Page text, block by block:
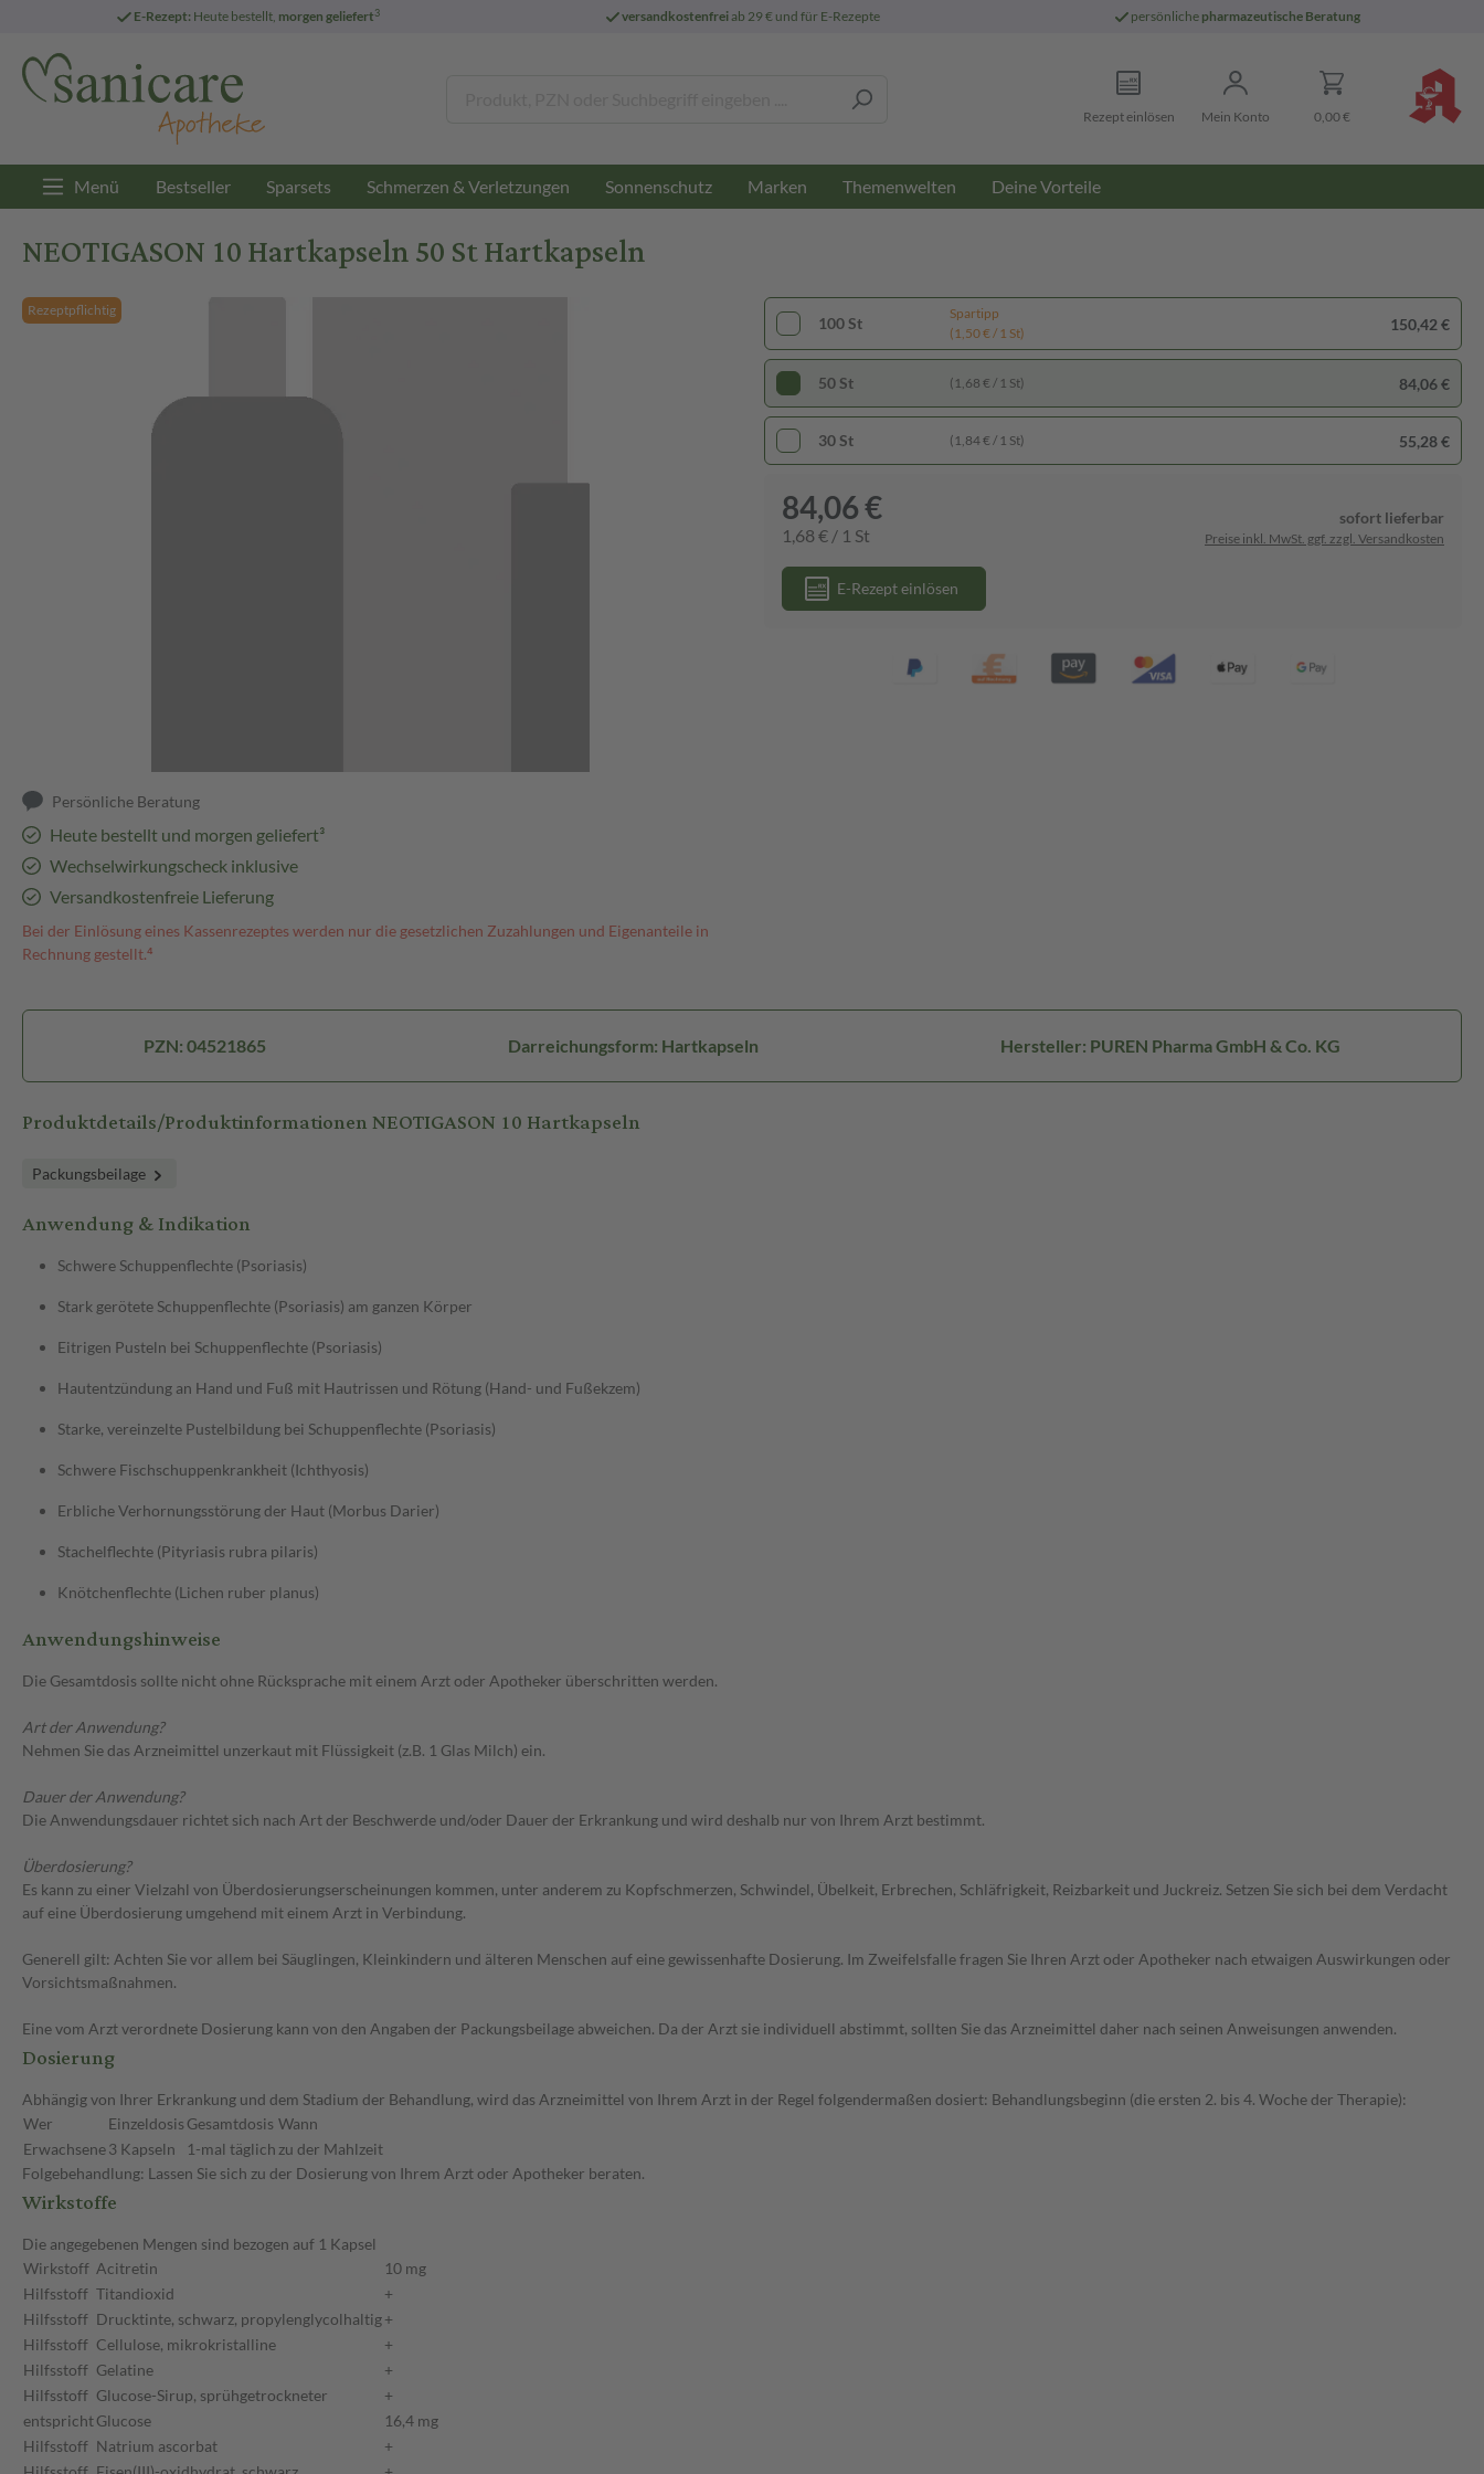
E-Rezept: Heute bestellt, morgen geliefert3 versandkostenfreiab 29 € und für E-Rezepte persönliche pharmazeutische Beratung
Rezept einlösen Mein Konto 0,00 €
Menü Bestseller Sparsets Schmerzen & Verletzungen Sonnenschutz Marken Themenwelten Deine Vorteile
NEOTIGASON 10 Hartkapseln 50 St Hartkapseln
Rezeptpflichtig
Persönliche Beratung
Heute bestellt und morgen geliefert³
Wechselwirkungscheck inklusive
Versandkostenfreie Lieferung
Bei der Einlösung eines Kassenrezeptes werden nur die gesetzlichen Zuzahlungen und Eigenanteile in
Rechnung gestellt.⁴
100 St
Spartipp
(1,50 € / 1 St)
150,42 €
50 St (1,68 € / 1 St) 84,06 €
30 St (1,84 € / 1 St) 55,28 €
84,06 €
1,68 € / 1 St
sofort lieferbar
Preise inkl. MwSt. ggf. zzgl. Versandkosten
E-Rezept einlösen
PZN: 04521865 Darreichungsform: Hartkapseln Hersteller: PUREN Pharma GmbH & Co. KG
Produktdetails/Produktinformationen NEOTIGASON 10 Hartkapseln
Packungsbeilage
Anwendung & Indikation
Schwere Schuppenflechte (Psoriasis)
Stark gerötete Schuppenflechte (Psoriasis) am ganzen Körper
Eitrigen Pusteln bei Schuppenflechte (Psoriasis)
Hautentzündung an Hand und Fuß mit Hautrissen und Rötung (Hand- und Fußekzem)
Starke, vereinzelte Pustelbildung bei Schuppenflechte (Psoriasis)
Schwere Fischschuppenkrankheit (Ichthyosis)
Erbliche Verhornungsstörung der Haut (Morbus Darier)
Stachelflechte (Pityriasis rubra pilaris)
Knötchenflechte (Lichen ruber planus)
Anwendungshinweise
Die Gesamtdosis sollte nicht ohne Rücksprache mit einem Arzt oder Apotheker überschritten werden.
Art der Anwendung?
Nehmen Sie das Arzneimittel unzerkaut mit Flüssigkeit (z.B. 1 Glas Milch) ein.
Dauer der Anwendung?
Die Anwendungsdauer richtet sich nach Art der Beschwerde und/oder Dauer der Erkrankung und wird deshalb nur von Ihrem Arzt bestimmt.
Überdosierung?
Es kann zu einer Vielzahl von Überdosierungserscheinungen kommen, unter anderem zu Kopfschmerzen, Schwindel, Übelkeit, Erbrechen, Schläfrigkeit, Reizbarkeit und Juckreiz. Setzen Sie sich bei dem Verdacht
auf eine Überdosierung umgehend mit einem Arzt in Verbindung.
Generell gilt: Achten Sie vor allem bei Säuglingen, Kleinkindern und älteren Menschen auf eine gewissenhafte Dosierung. Im Zweifelsfalle fragen Sie Ihren Arzt oder Apotheker nach etwaigen Auswirkungen oder
Vorsichtsmaßnahmen.
Eine vom Arzt verordnete Dosierung kann von den Angaben der Packungsbeilage abweichen. Da der Arzt sie individuell abstimmt, sollten Sie das Arzneimittel daher nach seinen Anweisungen anwenden.
Dosierung
Abhängig von Ihrer Erkrankung und dem Stadium der Behandlung, wird das Arzneimittel von Ihrem Arzt in der Regel folgendermaßen dosiert: Behandlungsbeginn (die ersten 2. bis 4. Woche der Therapie):
Wer
Einzeldosis Gesamtdosis Wann
Erwachsene3 Kapseln 1-mal täglich zu der Mahlzeit
Folgebehandlung: Lassen Sie sich zu der Dosierung von Ihrem Arzt oder Apotheker beraten.
Wirkstoffe
Die angegebenen Mengen sind bezogen auf 1 Kapsel
Wirkstoff Acitretin
10 mg
Hilfsstoff Titandioxid
+
Hilfsstoff Drucktinte, schwarz, propylenglycolhaltig+
Hilfsstoff Cellulose, mikrokristalline
+
Hilfsstoff Gelatine
+
Hilfsstoff Glucose-Sirup, sprühgetrockneter
+
entsprichtGlucose
16,4 mg
Hilfsstoff Natrium ascorbat
+